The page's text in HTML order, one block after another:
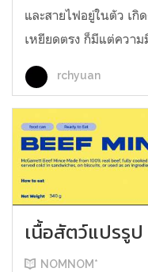
และสายไฟอยู่ในตัว เกิ
เหยียดตรง ก็มีแต่ควา
rchyuan
เนื้อสัตว์แปรรูป
NOMNOM*